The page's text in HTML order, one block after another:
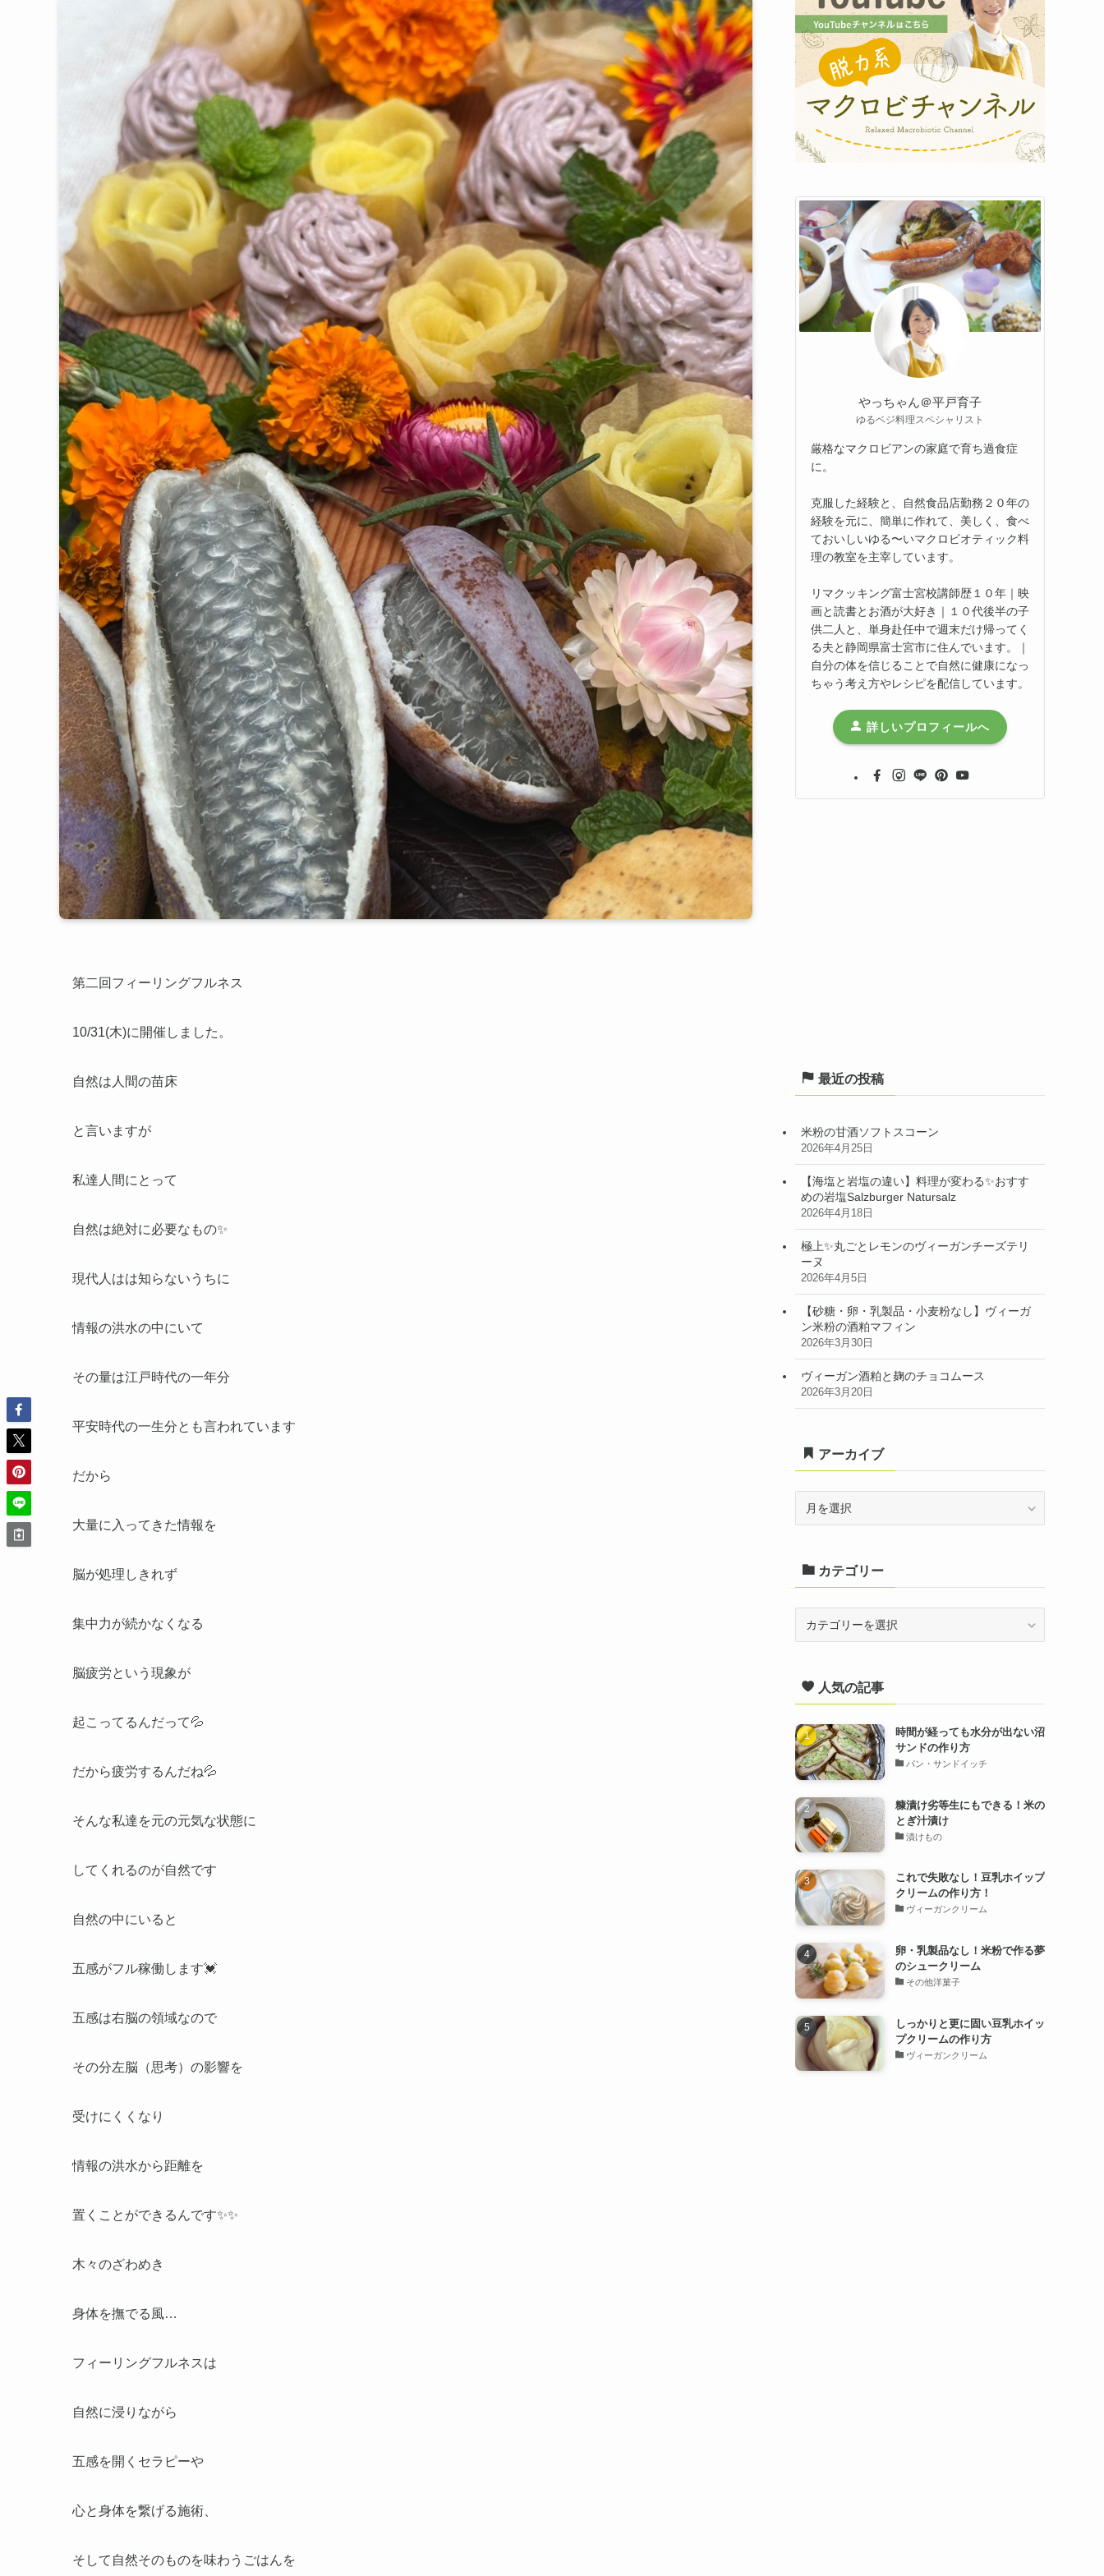
第二回フィーリングフルネス
10/31(木)に開催しました。
自然は人間の苗床
と言いますが
私達人間にとって
自然は絶対に必要なもの✨
現代人はは知らないうちに
情報の洪水の中にいて
その量は江戸時代の一年分
平安時代の一生分とも言われています
だから
大量に入ってきた情報を
脳が処理しきれず
集中力が続かなくなる
脳疲労という現象が
起こってるんだって💦
だから疲労するんだね💦
そんな私達を元の元気な状態に
してくれるのが自然です
自然の中にいると
五感がフル稼働します💓
五感は右脳の領域なので
その分左脳（思考）の影響を
受けにくくなり
情報の洪水から距離を
置くことができるんです✨✨
木々のざわめき
身体を撫でる風…
フィーリングフルネスは
自然に浸りながら
五感を開くセラピーや
心と身体を繋げる施術、
そして自然そのものを味わうごはんを
やっちゃん＠平戸育子
ゆるベジ料理スペシャリスト
厳格なマクロビアンの家庭で育ち過食症
に。
克服した経験と、自然食品店勤務２０年の
経験を元に、簡単に作れて、美しく、食べ
ておいしいゆる〜いマクロビオティック料
理の教室を主宰しています。
リマクッキング富士宮校講師歴１０年｜映
画と読書とお酒が大好き｜１０代後半の子
供二人と、単身赴任中で週末だけ帰ってく
る夫と静岡県富士宮市に住んでいます。｜
自分の体を信じることで自然に健康になっ
ちゃう考え方やレシピを配信しています。
詳しいプロフィールへ
最近の投稿
米粉の甘酒ソフトスコーン
2026年4月25日
【海塩と岩塩の違い】料理が変わる✨おすす
めの岩塩Salzburger Natursalz
2026年4月18日
極上✨丸ごとレモンのヴィーガンチーズテリ
ーヌ
2026年4月5日
【砂糖・卵・乳製品・小麦粉なし】ヴィーガ
ン米粉の酒粕マフィン
2026年3月30日
ヴィーガン酒粕と麹のチョコムース
2026年3月20日
アーカイブ
ブ
カテゴリー
リ
ー
人気の記事
時間が経っても水分が出ない沼
サンドの作り方
パン・サンドイッチ
糠漬け劣等生にもできる！米の
とぎ汁漬け
漬けもの
これで失敗なし！豆乳ホイップ
クリームの作り方！
ヴィーガンクリーム
卵・乳製品なし！米粉で作る夢
のシュークリーム
その他洋菓子
しっかりと更に固い豆乳ホイッ
プクリームの作り方
ヴィーガンクリーム